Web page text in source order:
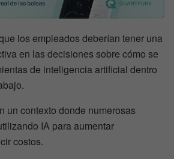
los empleados deberían tener una
en las decisiones sobre cómo se
de inteligencia artificial dentro
un contexto donde numerosas
IA para aumentar
costos.